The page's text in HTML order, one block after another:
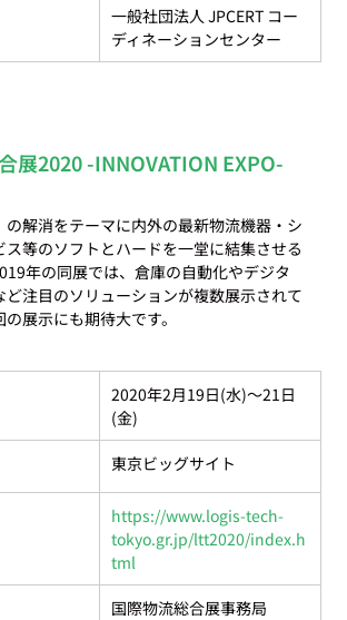
一般社団法人 JPCERT コー
ディネーションセンター
展2020 -INNOVATION EXPO-
の解消をテーマに内外の最新物流機器・シ
ス等のソフトとハードを一堂に結集させる
年の同展では、倉庫の自動化やデジタ
ど注目のソリューションが複数展示されて
2020年2月19日(水)～21日
(金)
東京ビッグサイト
https://www.logis-tech-
tokyo.gr.jp/ltt2020/index.h
tml
国際物流総合展事務局